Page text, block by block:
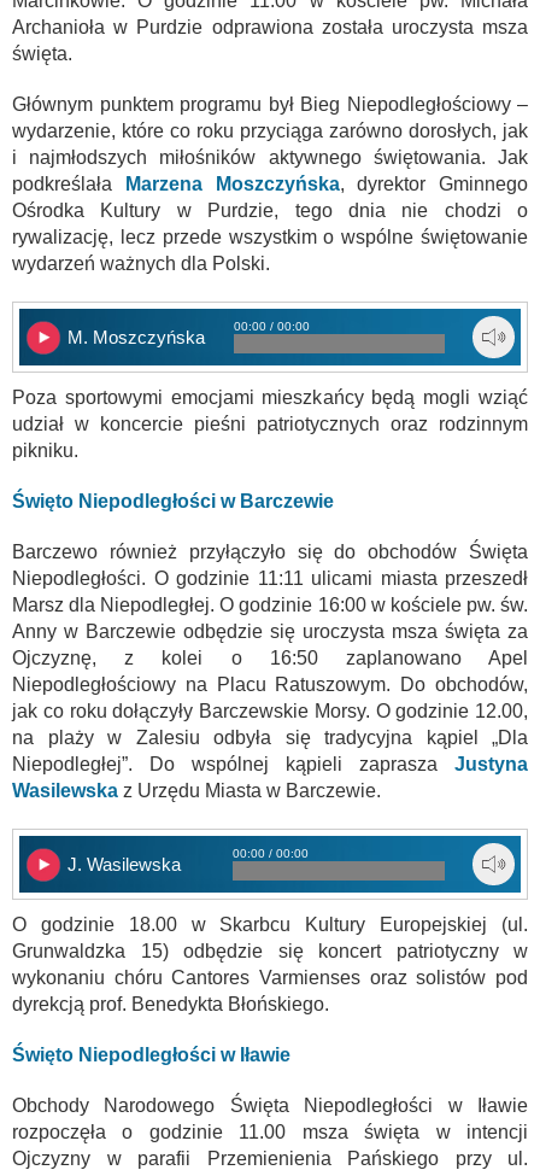
Archanioła w Purdzie odprawiona została uroczysta msza
święta.
Głównym punktem programu był Bieg Niepodległościowy –
wydarzenie, które co roku przyciąga zarówno dorosłych, jak
i najmłodszych miłośników aktywnego świętowania. Jak
podkreślała
Marzena Moszczyńska, dyrektor Gminnego
Ośrodka Kultury w Purdzie, tego dnia nie chodzi o
rywalizację, lecz przede wszystkim o wspólne świętowanie
wydarzeń ważnych dla Polski.
M. Moszczyńska
00:00 / 00:00
Poza sportowymi emocjami mieszkańcy będą mogli wziąć
udział w koncercie pieśni patriotycznych oraz rodzinnym
pikniku.
Święto Niepodległości w Barczewie
Barczewo również przyłączyło się do obchodów Święta
Niepodległości. O godzinie 11:11 ulicami miasta przeszedł
Marsz dla Niepodległej. O godzinie 16:00 w kościele pw. św.
Anny w Barczewie odbędzie się uroczysta msza święta za
Ojczyznę, z kolei o 16:50 zaplanowano Apel
Niepodległościowy na Placu Ratuszowym. Do obchodów,
jak co roku dołączyły Barczewskie Morsy. O godzinie 12.00,
na plaży w Zalesiu odbyła się tradycyjna kąpiel „Dla
Niepodległej”. Do wspólnej kąpieli zaprasza Justyna
Wasilewska z Urzędu Miasta w Barczewie.
J. Wasilewska
00:00 / 00:00
O godzinie 18.00 w Skarbcu Kultury Europejskiej (ul.
Grunwaldzka 15) odbędzie się koncert patriotyczny w
wykonaniu chóru Cantores Varmienses oraz solistów pod
dyrekcją prof. Benedykta Błońskiego.
Święto Niepodległości w Iławie
Obchody Narodowego Święta Niepodległości w Iławie
rozpoczęła o godzinie 11.00 msza święta w intencji
Ojczyzny w parafii Przemienienia Pańskiego przy ul.